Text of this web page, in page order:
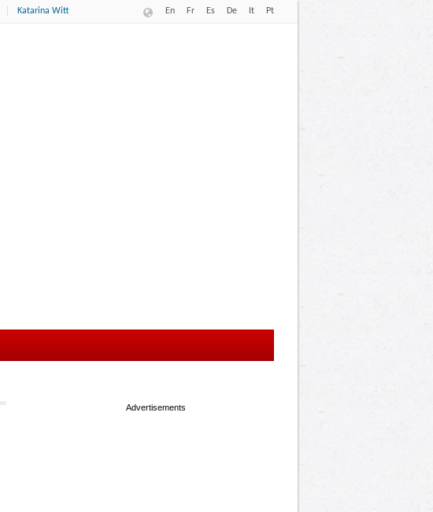
Katarina Witt En Fr Es De It Pt